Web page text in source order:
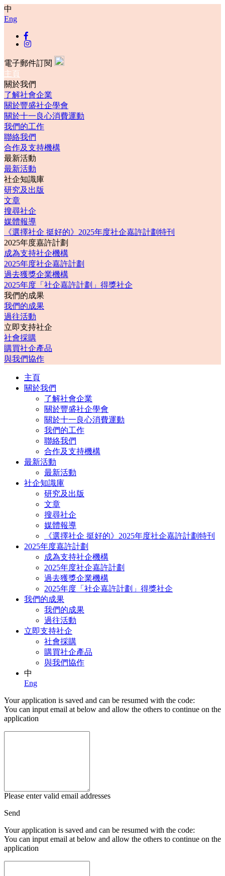
中
Eng
電子郵件訂閱
主頁
關於我們
了解社會企業
關於豐盛社企學會
關於十一良心消費運動
我們的工作
聯絡我們
合作及支持機構
最新活動
最新活動
社企知識庫
研究及出版
文章
搜尋社企
媒體報導
《選擇社企 挺好的》2025年度社企嘉許計劃特刊
2025年度嘉許計劃
成為支持社企機構
2025年度社企嘉許計劃
過去獲獎企業機構
2025年度「社企嘉許計劃」得獎社企
我們的成果
我們的成果
過往活動
立即支持社企
社會採購
購買社企產品
與我們協作
主頁
關於我們
了解社會企業
關於豐盛社企學會
關於十一良心消費運動
我們的工作
聯絡我們
合作及支持機構
最新活動
最新活動
社企知識庫
研究及出版
文章
搜尋社企
媒體報導
《選擇社企 挺好的》2025年度社企嘉許計劃特刊
2025年度嘉許計劃
成為支持社企機構
2025年度社企嘉許計劃
過去獲獎企業機構
2025年度「社企嘉許計劃」得獎社企
我們的成果
我們的成果
過往活動
立即支持社企
社會採購
購買社企產品
與我們協作
中
Eng
Your application is saved and can be resumed with the code:
You can input email at below and allow the others to continue on the
application
Please enter valid email addresses
Send
Your application is saved and can be resumed with the code:
You can input email at below and allow the others to continue on the
application